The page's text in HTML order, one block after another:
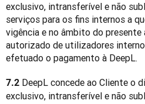
exclusivo, intransferível e não
serviços para os fins internos a
vigência e no âmbito do presente
autorizado de utilizadores
efetuado o pagamento à DeepL.
7.2 DeepL concede ao Cliente o
exclusivo, intransferível e não